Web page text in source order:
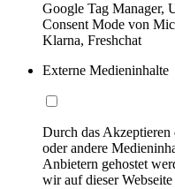
Google Tag Manager,
Consent Mode von
Klarna, Freshchat
Externe Medieninhalte
Durch das
oder andere
Anbietern gehostet
wir auf dieser